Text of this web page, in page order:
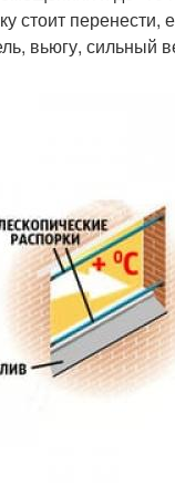
стоит перенести,
вьюгу, сильный